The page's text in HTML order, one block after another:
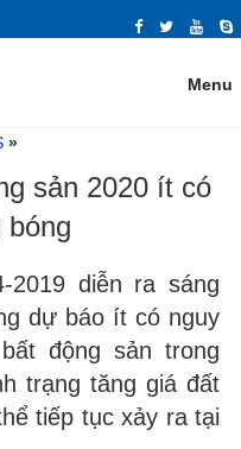
NHÀ ĐẤT,
Phú Yên 2021 chính chủ, giá tốt,
Tuy Hòa, Phú Yên có giấy tờ
nam, bắc...
Menu
»
sản 2020 ít có
bóng
2019 diễn ra sáng
dự báo ít có nguy
động sản trong
trạng tăng giá đất
tiếp tục xảy ra tại